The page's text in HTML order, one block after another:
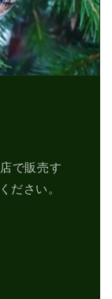
で販売す
ださい。